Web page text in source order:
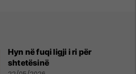
Hyn në fuqi ligji i ri për
shtetësinë